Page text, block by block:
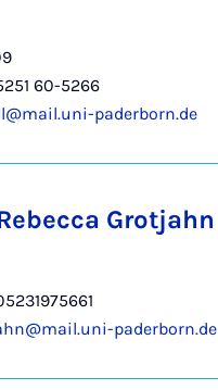
60-5266
paderborn.de
Grotjahn
paderborn.de